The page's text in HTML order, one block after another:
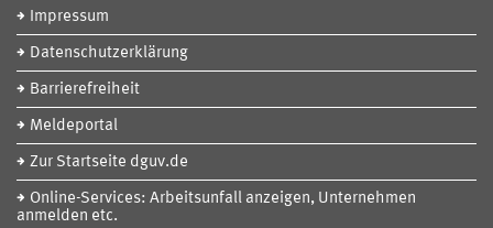
Impressum
Datenschutzerklärung
Barrierefreiheit
Meldeportal
Zur Startseite dguv.de
Online-Services: Arbeitsunfall anzeigen, Unternehmen
anmelden etc.